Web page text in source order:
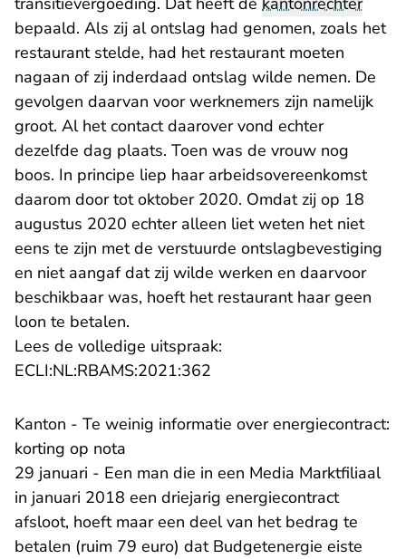
bepaald. Als zij al ontslag had genomen, zoals het
restaurant stelde, had het restaurant moeten
nagaan of zij inderdaad ontslag wilde nemen. De
gevolgen daarvan voor werknemers zijn namelijk
groot. Al het contact daarover vond echter
dezelfde dag plaats. Toen was de vrouw nog
boos. In principe liep haar arbeidsovereenkomst
daarom door tot oktober 2020. Omdat zij op 18
augustus 2020 echter alleen liet weten het niet
eens te zijn met de verstuurde ontslagbevestiging
en niet aangaf dat zij wilde werken en daarvoor
beschikbaar was, hoeft het restaurant haar geen
loon te betalen.
Lees de volledige uitspraak:
ECLI:NL:RBAMS:2021:362
Kanton - Te weinig informatie over energiecontract:
korting op nota
29 januari - Een man die in een Media Marktfiliaal
in januari 2018 een driejarig energiecontract
afsloot, hoeft maar een deel van het bedrag te
betalen (ruim 79 euro) dat Budgetenergie eiste